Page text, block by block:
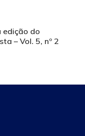
edição do
– Vol. 5, nº 2